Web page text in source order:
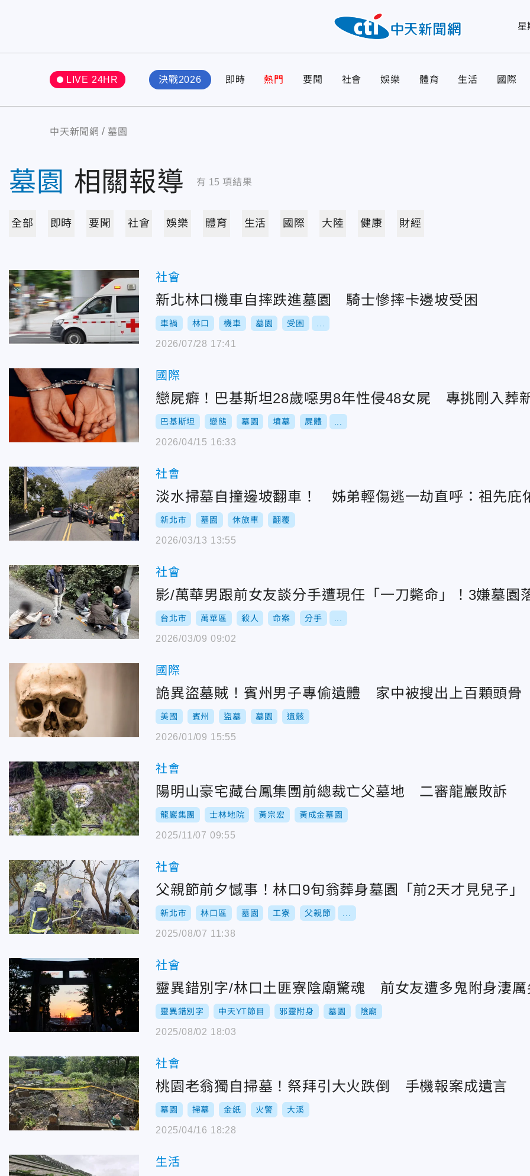
星
LIVE 24HR 決戰2026 即時 熱門 要聞 社會 娛樂 體育 生活 國際
中天新聞網 墓園
墓園 相關報導 有 15 項結果
全部 即時 要聞 社會 娛樂 體育 生活 國際 大陸 健康 財經
社會
新北林口機車自摔跌進墓園 騎士慘摔卡邊坡受困
車禍 林口 機車 墓園 受困
2026/07/28 17:41
國際
戀屍癖！巴基斯坦28歲噁男8年性侵48女屍 專挑剛入葬
巴基斯坦 變態 墓園 墳墓 屍體
2026/04/15 16:33
社會
淡水掃墓自撞邊坡翻車！ 姊弟輕傷逃一劫直呼：祖先庇
新北市 墓園 休旅車 翻覆
2026/03/13 13:55
社會
影/萬華男跟前女友談分手遭現任「一刀斃命」！3嫌墓園
台北市 萬華區 殺人 命案 分手
2026/03/09 09:02
國際
詭異盜墓賊！賓州男子專偷遺體 家中被搜出上百顆頭骨
美國 賓州 盜墓 墓園 遺骸
2026/01/09 15:55
社會
陽明山豪宅藏台鳳集團前總裁亡父墓地 二審龍巖敗訴
龍巖集團 士林地院 黃宗宏 黃成金墓園
2025/11/07 09:55
社會
父親節前夕憾事！林口9旬翁葬身墓園「前2天才見兒子」
新北市 林口區 墓園 工寮 父親節
2025/08/07 11:38
社會
靈異錯別字/林口土匪寮陰廟驚魂 前女友遭多鬼附身淒厲
靈異錯別字 中天YT節目 邪靈附身 墓園 陰廟
2025/08/02 18:03
社會
桃園老翁獨自掃墓！祭拜引大火跌倒 手機報案成遺言
墓園 掃墓 金紙 火警 大溪
2025/04/16 18:28
生活